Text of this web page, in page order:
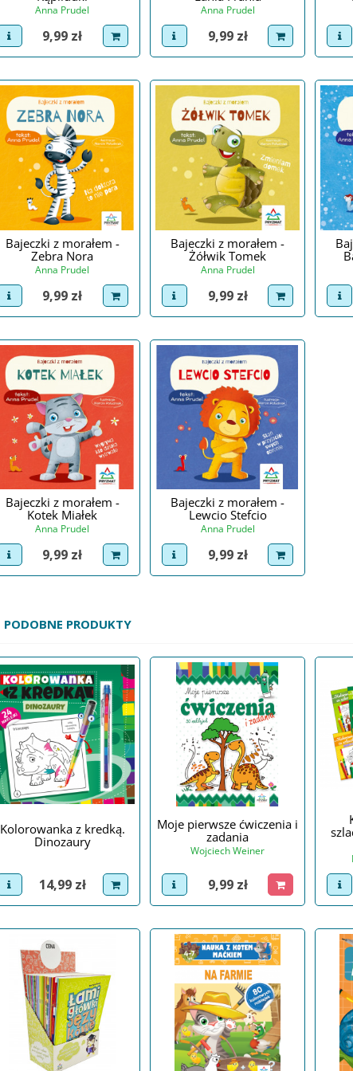
Anna Prudel
view product
Cena
9,99 zł dodaj do koszyka
Anna Prudel
view product
Cena
9,99 zł dodaj do koszyka
Bajeczki z morałem -
Zebra Nora
Anna Prudel
view product
Cena
9,99 zł dodaj do koszyka
Bajeczki z morałem -
Żółwik Tomek
Anna Prudel
view product
Cena
9,99 zł dodaj do koszyka
Bajeczki z morałem -
Kotek Miałek
Anna Prudel
view product
Cena
9,99 zł dodaj do koszyka
Bajeczki z morałem -
Lewcio Stefcio
Anna Prudel
view product
Cena
9,99 zł dodaj do koszyka
PODOBNE PRODUKTY
Kolorowanka z kredką.
Dinozaury
view product
Cena
14,99 zł dodaj do koszyka
Moje pierwsze ćwiczenia i
zadania
Wojciech Weiner
view product
Cena
9,99 zł dodaj do koszyka